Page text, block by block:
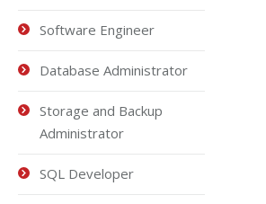
Software Engineer
Database Administrator
Storage and Backup
Administrator
SQL Developer